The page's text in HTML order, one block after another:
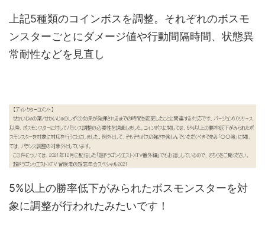
上記5種類のコインボスを調整。それぞれのボスモ
ンスターごとにダメージ値や行動間隔時間、状態異
常耐性などを見直し
5%以上の勝率低下がみられたボスモンスターを対
象に調整が行われたみたいです！